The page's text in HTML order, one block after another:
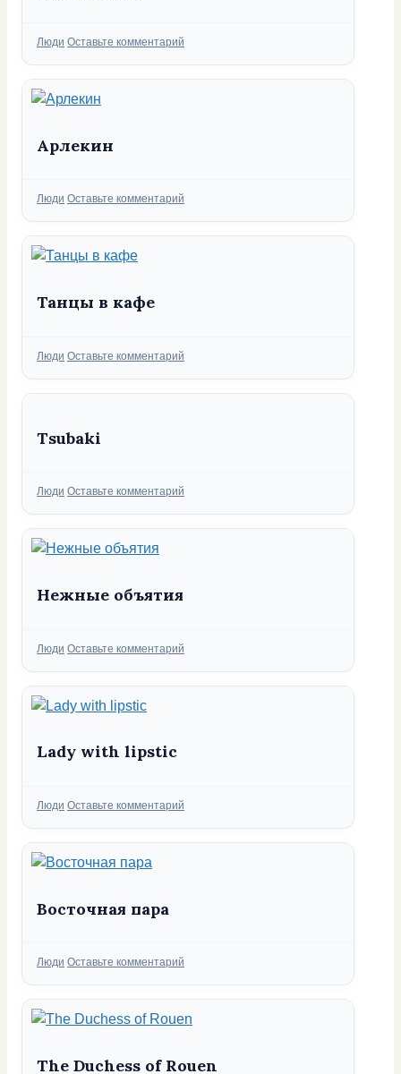
Рубрики
Люди Оставьте комментарий
Арлекин
Рубрики
Люди Оставьте комментарий
Танцы в кафе
Рубрики
Люди Оставьте комментарий
Tsubaki
Рубрики
Люди Оставьте комментарий
Нежные объятия
Рубрики
Люди Оставьте комментарий
Lady with lipstic
Рубрики
Люди Оставьте комментарий
Восточная пара
Рубрики
Люди Оставьте комментарий
The Duchess of Rouen